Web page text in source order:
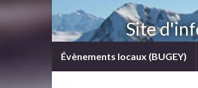
Site
Évènements locaux (BUGEY)